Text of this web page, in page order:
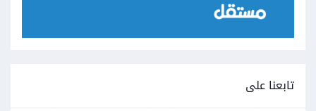
تابعنا على